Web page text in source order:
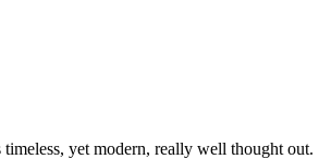
timeless, yet modern, really well thought out.